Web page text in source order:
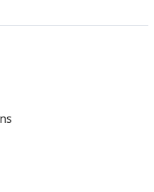
எழுதிவரும்
மனிதர்களையும்
எடுத்து
மாந்தர்கள்